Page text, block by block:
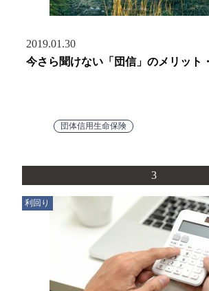
2019.01.30
今さら聞けない「団信」のメリット
団体信用生命保険
3
利回り